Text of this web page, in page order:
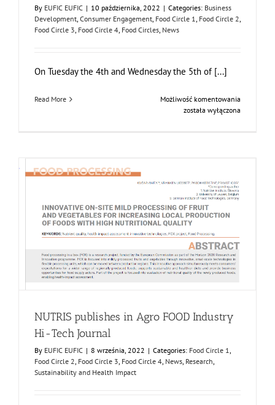
By EUFIC EUFIC | 10 października, 2022 | Categories: Business
Development, Consumer Engagement, Food Circle 1, Food Circle 2,
Food Circle 3, Food Circle 4, Food Circles, News
On Tuesday the 4th and Wednesday the 5th of [...]
Read More Możliwość komentowania
została wyłączona
NUTRIS publishes in Agro FOOD Industry Hi-Tech
Journal
Food Circle 4 News
Research Sustainability and Health Impact
NUTRIS publishes in Agro FOOD Industry
Hi-Tech Journal
By EUFIC EUFIC | 8 września, 2022 | Categories: Food Circle 1
Food Circle 2 Food Circle 3 Food Circle 4 News Research
Sustainability and Health Impact